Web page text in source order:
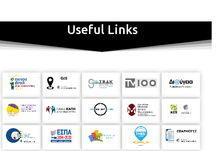
αρχιμουσικοί των δύο σωμάτων, Χάρης Ηλιάδης και Κλεάνθης
Ζαρίμπας. Το δρώμενο έκπληξης θα πραγματοποιηθεί σε
κάποιο σημείο της Λεωφόρου Νίκης, που καλείται να
ανακαλύψει το κοινό.Πρόγραμμα:Bizet: Πρελούδιο από την
τηλεσκηνοθεσία:Στέργιος ΦουρκιώτηςΚινησιολογία/
χορογραφία:
Ζαχαρούλα Ζεχίρη Συμμετέχειη Σχολή Χορού
Κλεάνθης Ζαρίμπας
Χορηγοί επικοινωνίας
Useful Links